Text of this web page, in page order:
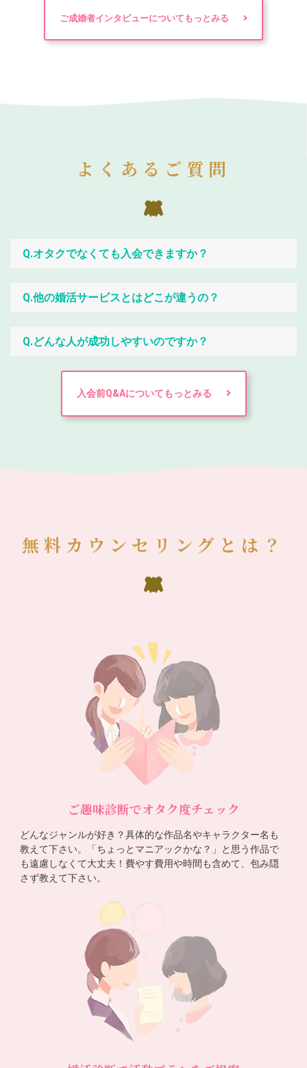
ご成婚者インタビューについてもっとみる
よくあるご質問
Q.オタクでなくても入会できますか？
Q.他の婚活サービスとはどこが違うの？
Q.どんな人が成功しやすいのですか？
入会前Q&Aについてもっとみる
無料カウンセリングとは？
ご趣味診断でオタク度チェック
どんなジャンルが好き？具体的な作品名やキャラクター名も
教えて下さい。「ちょっとマニアックかな？」と思う作品で
も遠慮しなくて大丈夫！費やす費用や時間も含めて、包み隠
さず教えて下さい。